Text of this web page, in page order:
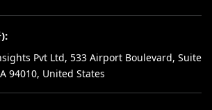
Pvt Ltd, 533 Airport Boulevard, Suite
94010, United States